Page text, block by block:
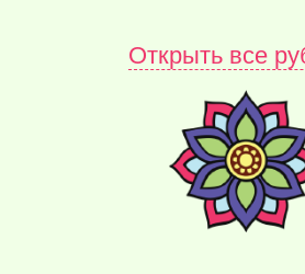
Открыть все